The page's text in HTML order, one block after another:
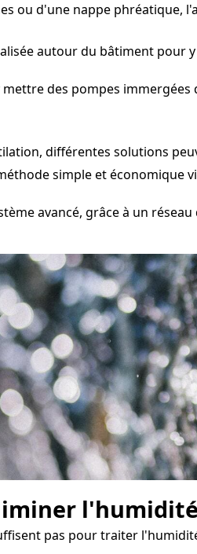
ou d'une nappe
autour du bâtiment pour
des pompes
différentes solutions
simple et économique
avancé, grâce à un
pas pour traiter